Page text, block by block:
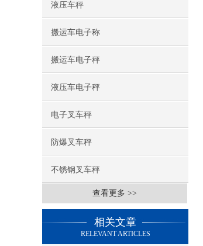
液压车秤
搬运车电子称
搬运车电子秤
液压车电子秤
电子叉车秤
防爆叉车秤
不锈钢叉车秤
查看更多 >>
相关文章
RELEVANT ARTICLES